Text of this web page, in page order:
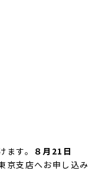
ます。
８月21日
京支店へお申し込み